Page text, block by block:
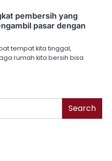
pembersih yang
pasar dengan
tempat kita tinggal,
rumah kita bersih bisa
Search